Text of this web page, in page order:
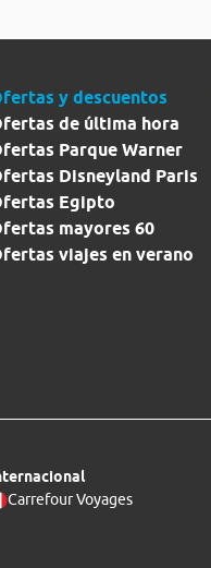
y descuentos
de última hora
Parque Warner
Disneyland Paris
Egipto
mayores 60
viajes en verano
Carrefour Voyages